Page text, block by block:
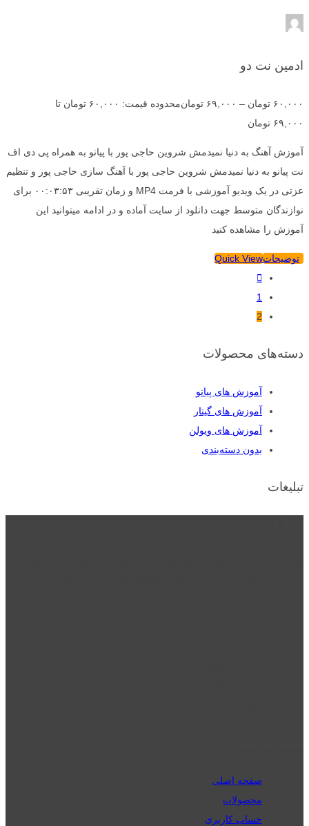
ادمین نت دو
۶۰,۰۰۰ تومان – ۶۹,۰۰۰ تومان
محدوده قیمت: ۶۰,۰۰۰ تومان تا
۶۹,۰۰۰ تومان
آموزش آهنگ به دنیا نمیدمش شروین حاجی پور با پیانو به همراه پی دی اف
نت پیانو به دنیا نمیدمش شروین حاجی پور با آهنگ سازی حاجی پور و تنظیم
عزتی در یک ویدیو آموزشی با فرمت MP4 و زمان تقریبی ۰۰:۰۳:۵۳ برای
نوازندگان متوسط جهت دانلود از سایت آماده و در ادامه میتوانید این
آموزش را مشاهده کنید
توضیحاتQuick View
1
2
دسته‌های محصولات
آموزش های پیانو
آموزش های گیتار
آموزش های ویولن
بدون دسته‌بندی
تبلیغات
صفحه اصلی
محصولات
حساب کاربری